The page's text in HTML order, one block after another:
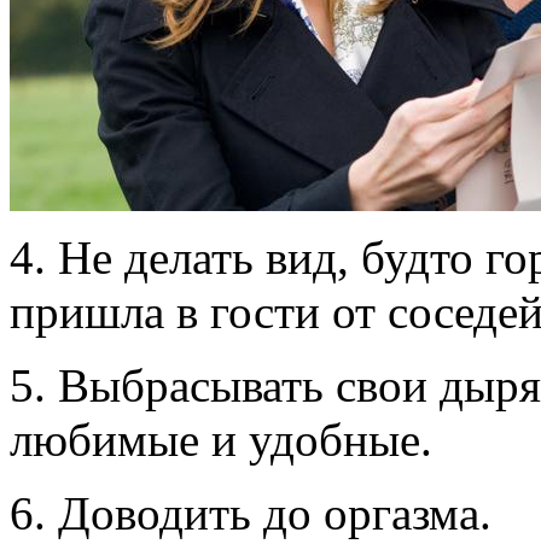
4. Не делать вид, будто
пришла в гости от
5. Выбрасывать свои
любимые и удобные.
6. Доводить до оргазма.